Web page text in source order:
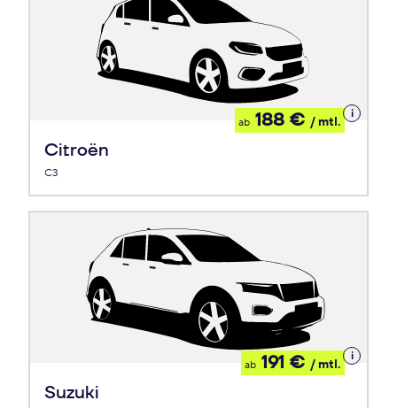
Citroën
C3
ab 188 € / mtl.
Details
zum
Suzuki
ab 191 € / mtl.
Details
zum